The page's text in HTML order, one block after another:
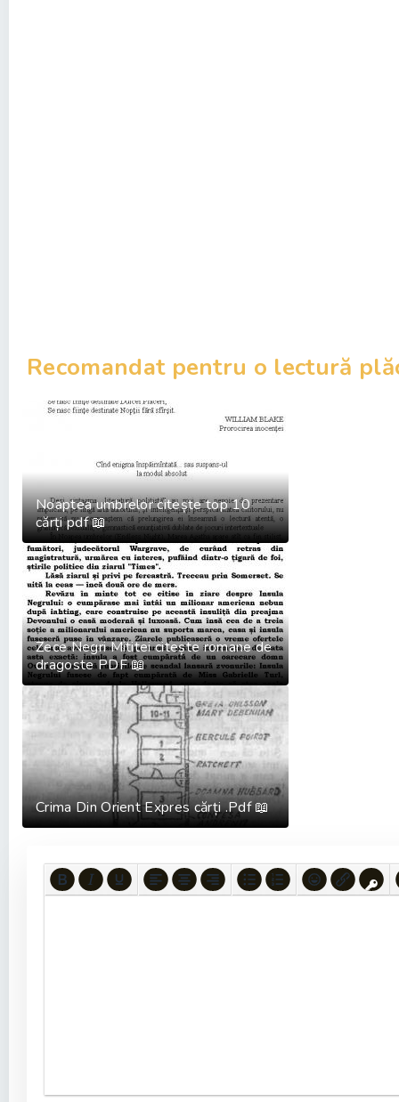
Recomandat pentru o lectură
Noaptea umbrelor citește top 10
cărți pdf 📖
Zece Negri Mititei citește romane de
dragoste PDF 📖
Crima Din Orient Expres cărți .Pdf 📖